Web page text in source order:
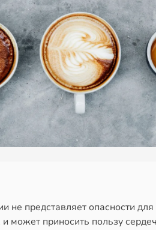
не представляет опасности для
может приносить пользу